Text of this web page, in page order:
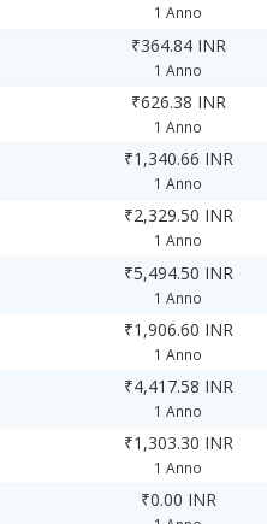
1 Anno
₹364.84 INR
1 Anno
₹626.38 INR
1 Anno
₹1,340.66 INR
1 Anno
₹2,329.50 INR
1 Anno
₹5,494.50 INR
1 Anno
₹1,906.60 INR
1 Anno
₹4,417.58 INR
1 Anno
₹1,303.30 INR
1 Anno
₹0.00 INR